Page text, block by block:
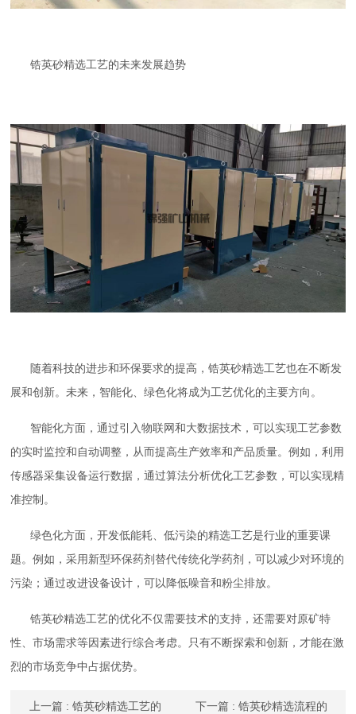
锆英砂精选工艺的未来发展趋势
随着科技的进步和环保要求的提高，锆英砂精选工艺也在不断发
展和创新。未来，智能化、绿色化将成为工艺优化的主要方向。
智能化方面，通过引入物联网和大数据技术，可以实现工艺参数
的实时监控和自动调整，从而提高生产效率和产品质量。例如，利用
传感器采集设备运行数据，通过算法分析优化工艺参数，可以实现精
准控制。
绿色化方面，开发低能耗、低污染的精选工艺是行业的重要课
题。例如，采用新型环保药剂替代传统化学药剂，可以减少对环境的
污染；通过改进设备设计，可以降低噪音和粉尘排放。
锆英砂精选工艺的优化不仅需要技术的支持，还需要对原矿特
性、市场需求等因素进行综合考虑。只有不断探索和创新，才能在激
烈的市场竞争中占据优势。
上一篇 : 锆英砂精选工艺的
下一篇 : 锆英砂精选流程的